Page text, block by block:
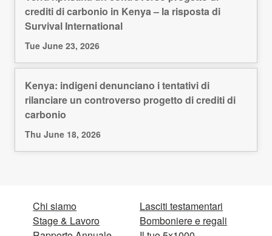
crediti di carbonio in Kenya – la risposta di
Survival International
Tue June 23, 2026
Kenya: indigeni denunciano i tentativi di
rilanciare un controverso progetto di crediti di
carbonio
Thu June 18, 2026
Chi siamo
Stage & Lavoro
Lasciti testamentari
Bomboniere e regali